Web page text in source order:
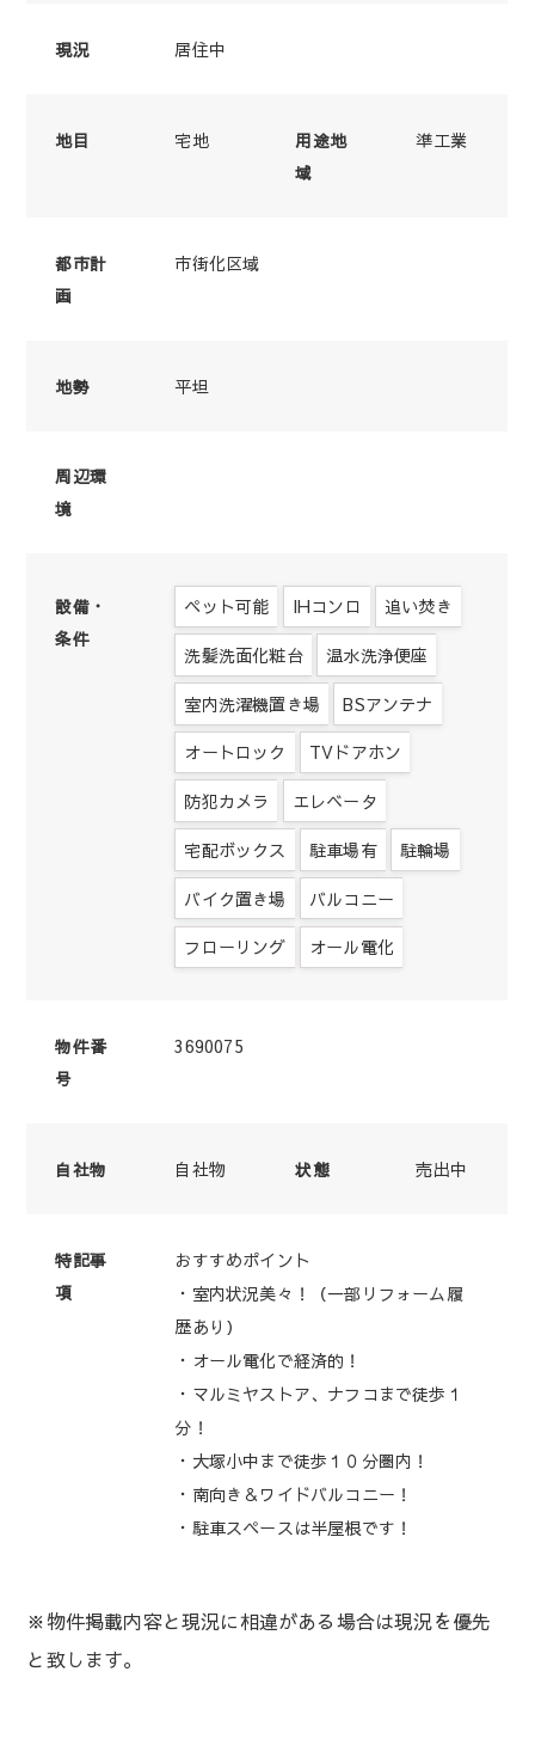
現況 居住中
地目 宅地
用途地
域
準工業
都市計
画
市街化区域
地勢 平坦
周辺環
境
設備・
条件
ペット可能 IHコンロ 追い焚き
洗髪洗面化粧台 温水洗浄便座
室内洗濯機置き場 BSアンテナ
オートロック TVドアホン
防犯カメラ エレベータ
宅配ボックス 駐車場有 駐輪場
バイク置き場 バルコニー
フローリング オール電化
物件番
号
3690075
自社物 自社物 状態 売出中
特記事
項
おすすめポイント
・室内状況美々！（一部リフォーム履
歴あり）
・オール電化で経済的！
・マルミヤストア、ナフコまで徒歩１
分！
・大塚小中まで徒歩１０分圏内！
・南向き＆ワイドバルコニー！
・駐車スペースは半屋根です！
※物件掲載内容と現況に相違がある場合は現況を優先
と致します。